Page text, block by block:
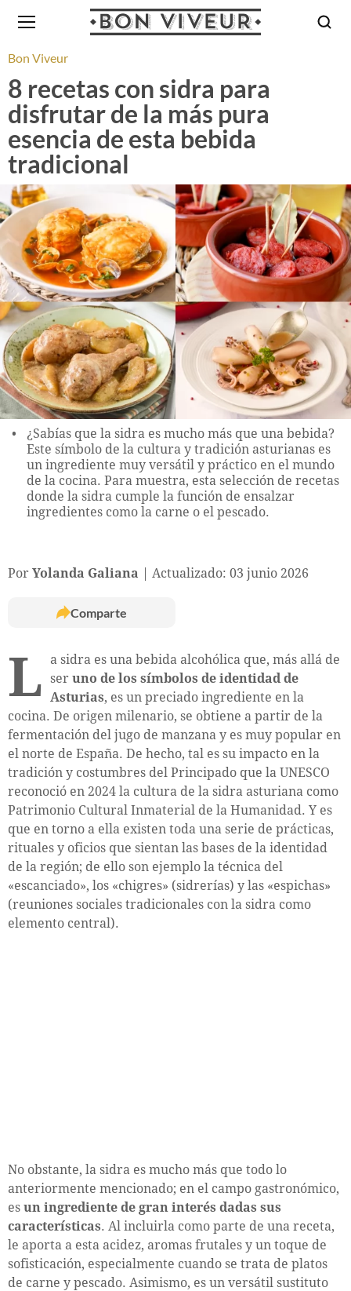
Bon Viveur
8 recetas con sidra para
disfrutar de la más pura
esencia de esta bebida
tradicional
¿Sabías que la sidra es mucho más que una bebida?
Este símbolo de la cultura y tradición asturianas es
un ingrediente muy versátil y práctico en el mundo
de la cocina. Para muestra, esta selección de recetas
donde la sidra cumple la función de ensalzar
ingredientes como la carne o el pescado.
Por Yolanda Galiana Actualizado: 03 junio 2026
Comparte
L a sidra es una bebida alcohólica que, más allá de
ser uno de los símbolos de identidad de
Asturias, es un preciado ingrediente en la
cocina. De origen milenario, se obtiene a partir de la
fermentación del jugo de manzana y es muy popular en
el norte de España. De hecho, tal es su impacto en la
tradición y costumbres del Principado que la UNESCO
reconoció en 2024 la cultura de la sidra asturiana como
Patrimonio Cultural Inmaterial de la Humanidad. Y es
que en torno a ella existen toda una serie de prácticas,
rituales y oficios que sientan las bases de la identidad
de la región; de ello son ejemplo la técnica del
«escanciado», los «chigres» (sidrerías) y las «espichas»
(reuniones sociales tradicionales con la sidra como
elemento central).
No obstante, la sidra es mucho más que todo lo
anteriormente mencionado; en el campo gastronómico,
es un ingrediente de gran interés dadas sus
características. Al incluirla como parte de una receta,
le aporta a esta acidez, aromas frutales y un toque de
sofisticación, especialmente cuando se trata de platos
de carne y pescado. Asimismo, es un versátil sustituto